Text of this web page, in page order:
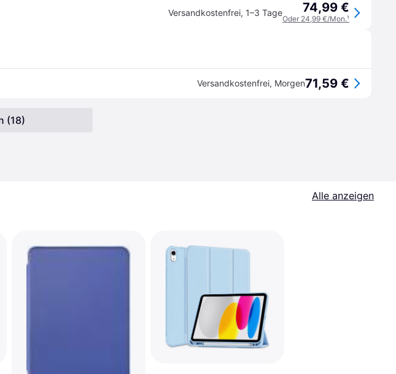
Versandkostenfrei, 1–3 Tage 74,99 €
Oder 24,99 €/Mon.¹
Versandkostenfrei, Morgen71,59 €
Alle anzeigen (18)
Alle anzeigen